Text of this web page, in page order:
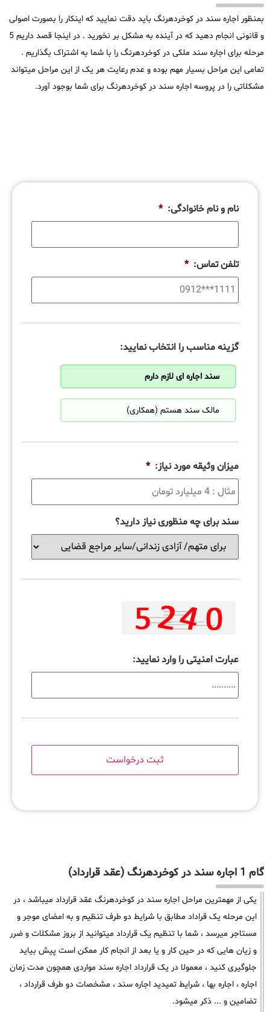
بمنظور اجاره سند در کوخردهرنگ باید دقت نمایید که اینکار را بصورت اصولی
و قانونی انجام دهید که در آینده به مشکل بر نخورید . در اینجا قصد داریم 5
مرحله برای اجاره سند ملکی در کوخردهرنگ را با شما به اشتراک بگذاریم .
تمامی این مراحل بسیار مهم بوده و عدم رعایت هر یک از این مراحل میتواند
مشکلاتی را در پروسه اجاره سند در کوخردهرنگ برای شما بوجود آورد.
نام و نام خانوادگی: *
تلفن تماس: *
گزینه مناسب را انتخاب نمایید:
سند اجاره ای لازم دارم
مالک سند هستم (همکاری)
میزان وثیقه مورد نیاز: *
سند برای چه منظوری نیاز دارید؟
عبارت امنیتی را وارد نمایید:
گام 1 اجاره سند در کوخردهرنگ (عقد قرارداد)
یکی از مهمترین مراحل اجاره سند در کوخردهرنگ عقد قرارداد میباشد ، در
این مرحله یک قراداد مطابق با شرایط دو طرف تنظیم و به امضای موجر و
مستاجر میرسد ، شما با تنظیم یک قرارداد میتوانید از بروز مشکلات و ضرر
و زیان هایی که در حین کار و یا بعد از انجام کار ممکن است پیش بیاید
جلوگیری کنید ، معمولا در یک قرارداد اجاره سند مواردی همچون مدت زمان
اجاره ، اجاره بها ، شرایط تمیدید اجاره سند ، مشخصات دو طرف قرارداد ،
تضامین و ... ذکر میشود.